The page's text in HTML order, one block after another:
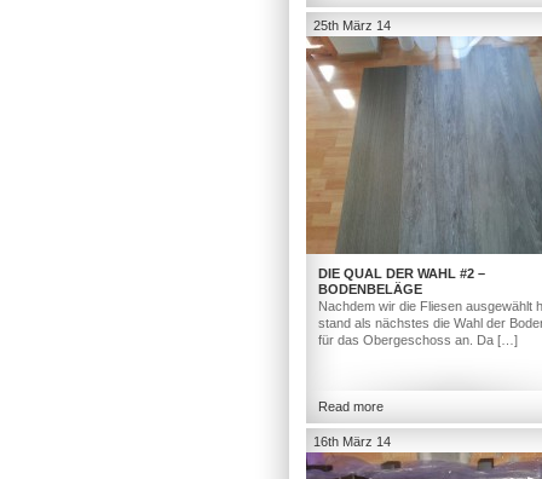
25th März 14
DIE QUAL DER WAHL #2 –
BODENBELÄGE
Nachdem wir die Fliesen ausgewählt
stand als nächstes die Wahl der
für das Obergeschoss an. Da […]
Read more
16th März 14